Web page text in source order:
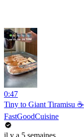
0:47
Tiny to Giant Tiramisu ☕️
FastGoodCuisine